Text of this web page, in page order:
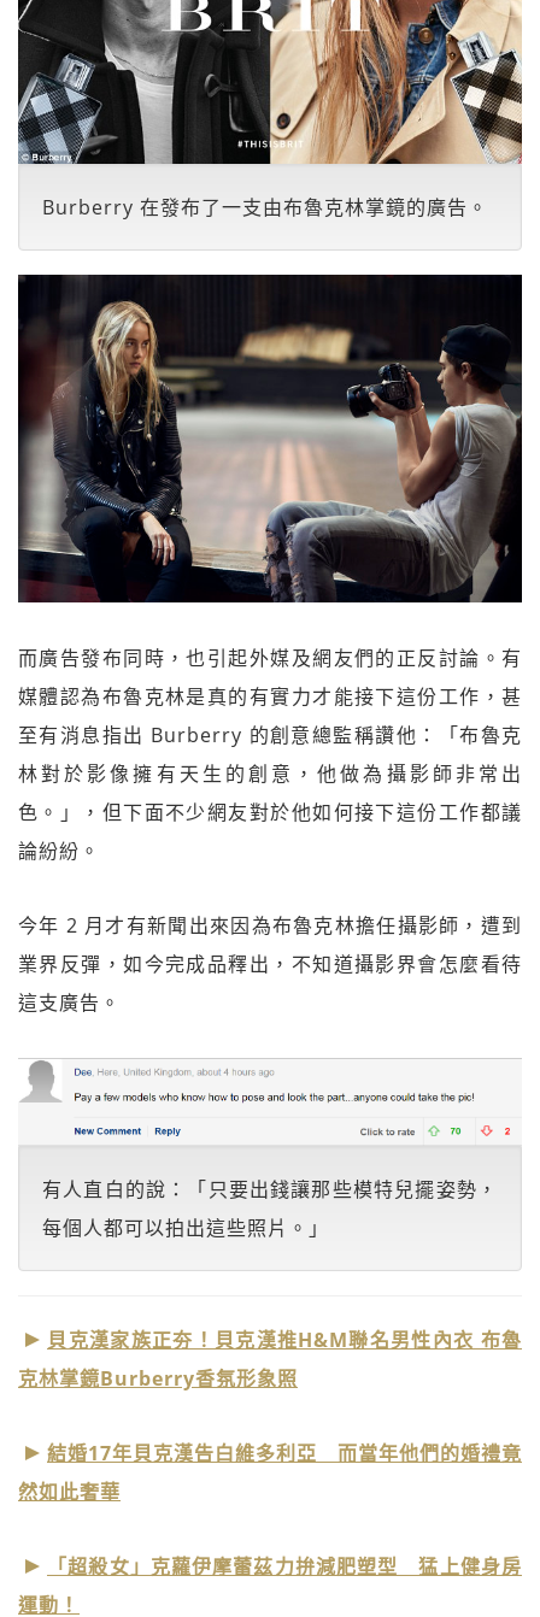
Burberry 在發布了一支由布魯克林掌鏡的廣告。
而廣告發布同時，也引起外媒及網友們的正反討論。有
媒體認為布魯克林是真的有實力才能接下這份工作，甚
至有消息指出 Burberry 的創意總監稱讚他：「布魯克
林對於影像擁有天生的創意，他做為攝影師非常出
色。」，但下面不少網友對於他如何接下這份工作都議
論紛紛。
今年 2 月才有新聞出來因為布魯克林擔任攝影師，遭到
業界反彈，如今完成品釋出，不知道攝影界會怎麼看待
這支廣告。
有人直白的說：「只要出錢讓那些模特兒擺姿勢，
每個人都可以拍出這些照片。」
貝克漢家族正夯！貝克漢推H&M聯名男性內衣 布魯
克林掌鏡Burberry香氛形象照
結婚17年貝克漢告白維多利亞 而當年他們的婚禮竟
然如此奢華
「超殺女」克蘿伊摩蕾茲力拚減肥塑型 猛上健身房
運動！